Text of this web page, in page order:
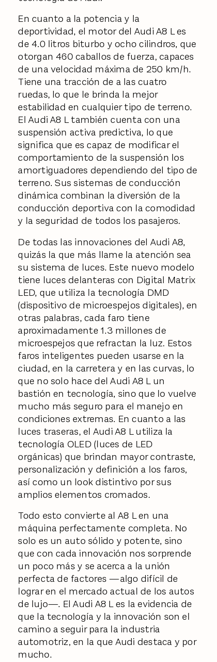
En cuanto a la potencia y la
deportividad, el motor del Audi A8 L es
de 4.0 litros biturbo y ocho cilindros, que
otorgan 460 caballos de fuerza, capaces
de una velocidad máxima de 250 km/h.
Tiene una tracción de a las cuatro
ruedas, lo que le brinda la mejor
estabilidad en cualquier tipo de terreno.
El Audi A8 L también cuenta con una
suspensión activa predictiva, lo que
significa que es capaz de modificar el
comportamiento de la suspensión los
amortiguadores dependiendo del tipo de
terreno. Sus sistemas de conducción
dinámica combinan la diversión de la
conducción deportiva con la comodidad
y la seguridad de todos los pasajeros.
De todas las innovaciones del Audi A8,
quizás la que más llame la atención sea
su sistema de luces. Este nuevo modelo
tiene luces delanteras con Digital Matrix
LED, que utiliza la tecnología DMD
(dispositivo de microespejos digitales), en
otras palabras, cada faro tiene
aproximadamente 1.3 millones de
microespejos que refractan la luz. Estos
faros inteligentes pueden usarse en la
ciudad, en la carretera y en las curvas, lo
que no solo hace del Audi A8 L un
bastión en tecnología, sino que lo vuelve
mucho más seguro para el manejo en
condiciones extremas. En cuanto a las
luces traseras, el Audi A8 L utiliza la
tecnología OLED (luces de LED
orgánicas) que brindan mayor contraste,
personalización y definición a los faros,
así como un look distintivo por sus
amplios elementos cromados.
Todo esto convierte al A8 L en una
máquina perfectamente completa. No
solo es un auto sólido y potente, sino
que con cada innovación nos sorprende
un poco más y se acerca a la unión
perfecta de factores —algo difícil de
lograr en el mercado actual de los autos
de lujo—. El Audi A8 L es la evidencia de
que la tecnología y la innovación son el
camino a seguir para la industria
automotriz, en la que Audi destaca y por
mucho.